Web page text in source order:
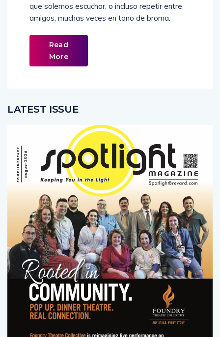
que solemos escuchar, o incluso repetir entre
amigos, muchas veces en tono de broma.
Read
More
LATEST ISSUE